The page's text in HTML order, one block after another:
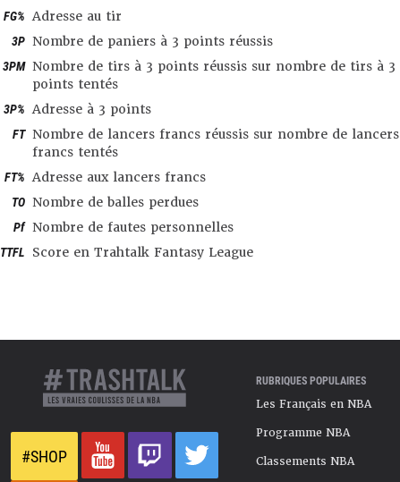
FG% Adresse au tir
3P Nombre de paniers à 3 points réussis
3PM Nombre de tirs à 3 points réussis sur nombre de tirs à 3
points tentés
3P% Adresse à 3 points
FT Nombre de lancers francs réussis sur nombre de lancers
francs tentés
FT% Adresse aux lancers francs
TO Nombre de balles perdues
Pf Nombre de fautes personnelles
TTFL Score en Trahtalk Fantasy League
#SHOP
RUBRIQUES POPULAIRES
Les Français en NBA
Programme NBA
Classements NBA